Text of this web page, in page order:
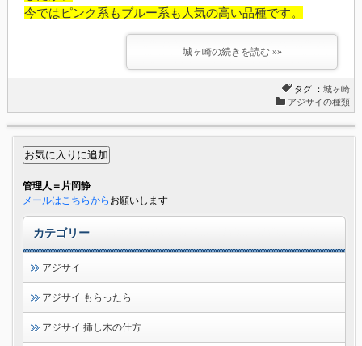
今ではピンク系もブルー系も人気の高い品種です。
城ヶ崎の続きを読む »»
タグ ：城ヶ崎
アジサイの種類
管理人＝片岡静
メールはこちらから お願いします
カテゴリー
アジサイ
アジサイ もらったら
アジサイ 挿し木の仕方